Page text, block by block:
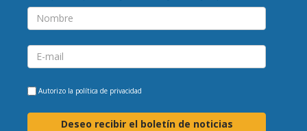
Autorizo la política de privacidad
Deseo recibir el boletín de noticias